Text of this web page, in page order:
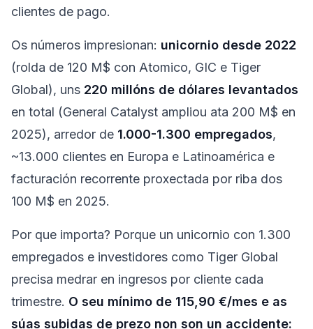
clientes de pago.
Os números impresionan: unicornio desde 2022
(rolda de 120 M$ con Atomico, GIC e Tiger
Global), uns 220 millóns de dólares levantados
en total (General Catalyst ampliou ata 200 M$ en
2025), arredor de 1.000-1.300 empregados,
~13.000 clientes en Europa e Latinoamérica e
facturación recorrente proxectada por riba dos
100 M$ en 2025.
Por que importa? Porque un unicornio con 1.300
empregados e investidores como Tiger Global
precisa medrar en ingresos por cliente cada
trimestre. O seu mínimo de 115,90 €/mes e as
súas subidas de prezo non son un accidente: